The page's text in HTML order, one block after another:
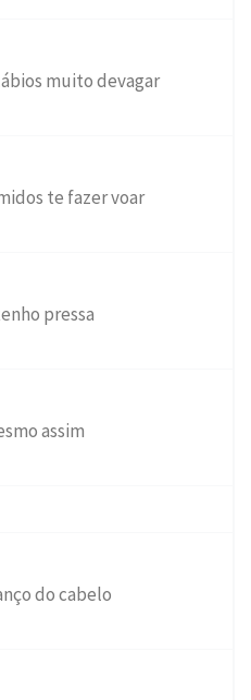
muito devagar
te fazer voar
pressa
assim
do cabelo